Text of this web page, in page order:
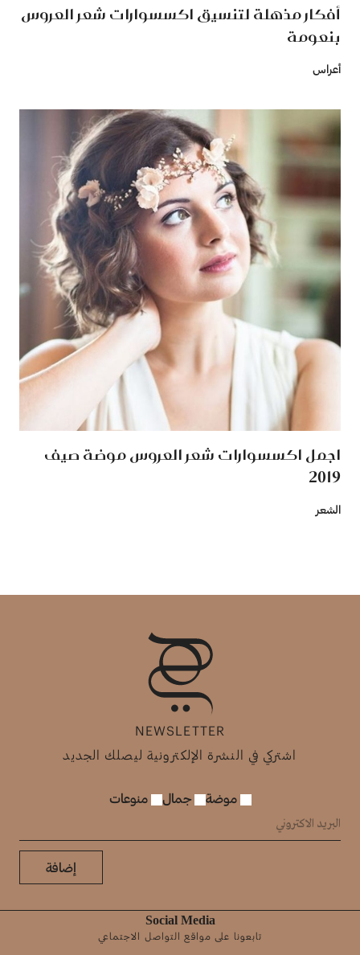
أفكار مذهلة لتنسيق اكسسوارات شعر العروس
بنعومة
أعراس
اجمل اكسسوارات شعر العروس موضة صيف
2019
الشعر
NEWSLETTER
اشتركي في النشرة الإلكترونية ليصلك الجديد
موضة جمال منوعات
إضافة
Social Media
تابعونا على مواقع التواصل الاجتماعي